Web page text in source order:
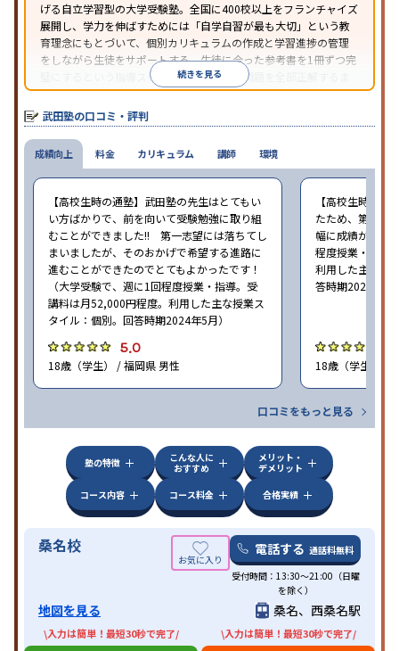
げる自立学習型の大学受験塾。全国に400校以上をフランチャイズ
展開し、学力を伸ばすためには「自学自習が最も大切」という教
育理念にもとづいて、個別カリキュラムの作成と学習進捗の管理
をしながら生徒をサポートする。生徒に合った参考書を1冊ずつ完
璧にするという指導スタイルで、参考書の問題を全部正解するま
で繰り返し問題を解くことで偏差値をあげるという手法を取って
いる。
続きを見る
武田塾の口コミ・評判
成績向上
【高校生時の通塾】武田塾の先生はとてもい
い方ばかりで、前を向いて受験勉強に取り組
むことができました!! 第一志望には落ちてし
まいましたが、そのおかげで希望する進路に
進むことができたのでとてもよかったです！
（大学受験で、週に1回程度授業・指導。受
講料は月52,000円程度。利用した主な授業ス
タイル：個別。回答時期2024年5月）
5.0
18歳（学生） / 福岡県 男性
【高校生時の通
たため、第一志
幅に成績が向上
程度授業・指導
利用した主な授
答時期2024年5
18歳（学生） /
口コミをもっと見る
料金 カリキュラム 講師 環境
塾の特徴
こんな人に
おすすめ
メリット・
デメリット
コース内容
コース料金 合格実績
桑名校 電話する 通話料無料
受付時間：13:30〜21:00（日曜
を除く）
地図を見る 桑名、西桑名駅
\入力は簡単！最短30秒で完了/ \入力は簡単！最短30秒で完了/